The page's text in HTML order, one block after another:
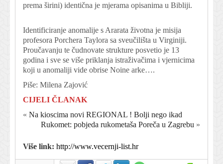
prema širini) identična je mjerama opisanima u Bibliji.
Identificiranje anomalije s Ararata životna je misija
profesora Porchera Taylora sa sveučilišta u Virginiji.
Proučavanju te čudnovate strukture posvetio je 13
godina i sve se više priklanja istraživačima i vjernicima
koji u anomaliji vide obrise Noine arke….
Piše: Milena Zajović
CIJELI ČLANAK
« Na kioscima novi REGIONAL ! Bolji nego ikad
Rukomet: pobjeda rukometaša Poreča u Zagrebu »
Više link: http://www.vecernji-list.hr